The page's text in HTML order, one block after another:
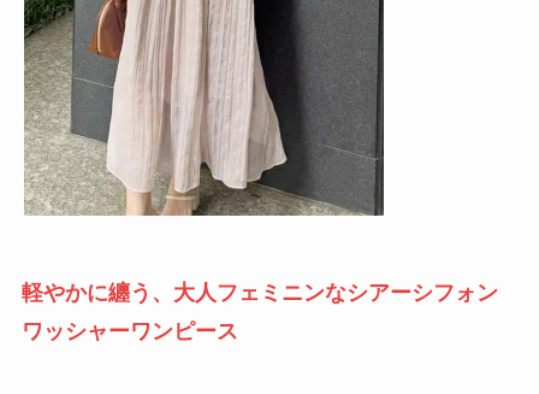
軽やかに纏う、大人フェミニンなシアーシフォン
ワッシャーワンピース